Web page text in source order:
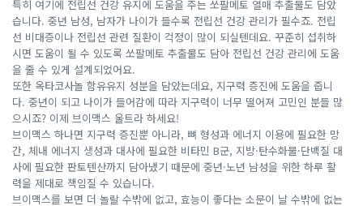
특히 여기에 전립선 건강 유지에 도움을 주는 쏘팔메토 열매 추출물도 담았
습니다. 중년 남성, 남자가 나이가 들수록 전립선 건강 관리가 필수죠. 전립
선 비대증이나 전립선 관련 질환이 걱정이 많이 되실텐데요. 꾸준히 섭취하
시면 도움이 될 수 있도록 쏘팔메토 추출물도 담아 전립선 건강 관리에 도움
을 줄 수 있게 설계되었어요.
또한 옥타코사놀 함유유지 성분을 담았는데요, 지구력 증진에 도움을 줍니
다. 중년이 되고 나이가 들어감에 따라 지구력이 너무 떨어져 고민인 분들 많
으시죠? 이제 브이맥스 울트라 하세요!
브이맥스 하나면 지구력 증진뿐 아니라, 뼈 형성과 에너지 이용에 필요한 망
간, 체내 에너지 생성과 대사에 필요한 비타민 B군, 지방·탄수화물·단백질 대
사에 필요한 판토텐산까지 담아냈기 때문에 중년·노년 남성을 위한 하루 활
력을 제대로 책임질 수 있습니다.
브이맥스를 보면 더 놀랄 수밖에 없고, 효능이 좋다는 소문이 날 수밖에 없는